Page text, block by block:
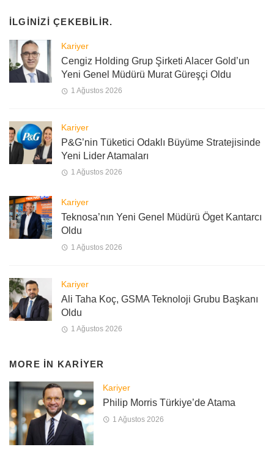
İLGINIZI ÇEKEBILIR.
Kariyer
Cengiz Holding Grup Şirketi Alacer Gold’un
Yeni Genel Müdürü Murat Güreşçi Oldu
1 Ağustos 2026
Kariyer
P&G’nin Tüketici Odaklı Büyüme Stratejisinde
Yeni Lider Atamaları
1 Ağustos 2026
Kariyer
Teknosa’nın Yeni Genel Müdürü Öget Kantarcı
Oldu
1 Ağustos 2026
Kariyer
Ali Taha Koç, GSMA Teknoloji Grubu Başkanı
Oldu
1 Ağustos 2026
MORE IN KARIYER
Kariyer
Philip Morris Türkiye’de Atama
1 Ağustos 2026